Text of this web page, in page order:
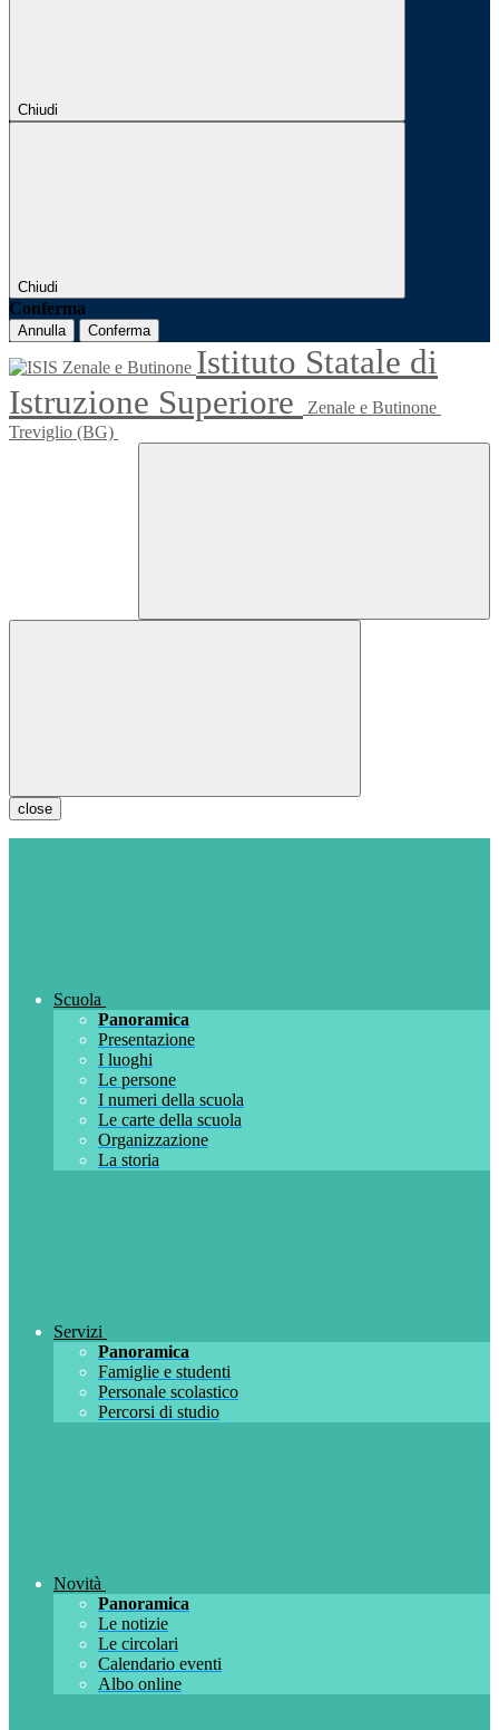
Chiudi
Chiudi
Conferma
Annulla Conferma
Istituto Statale di
Istruzione Superiore
Zenale e Butinone
Treviglio (BG)
close
Scuola
Panoramica
Presentazione
I luoghi
Le persone
I numeri della scuola
Le carte della scuola
Organizzazione
La storia
Servizi
Panoramica
Famiglie e studenti
Personale scolastico
Percorsi di studio
Novità
Panoramica
Le notizie
Le circolari
Calendario eventi
Albo online